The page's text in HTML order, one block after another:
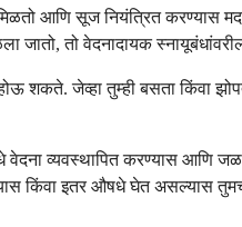
आणि सूज नियंत्रित
जातो, तो वेदनादायक
जेव्हा तुम्ही बसता किंवा
वेदना व्यवस्थापित करण्यास
किंवा इतर औषधे घेत असल्यास